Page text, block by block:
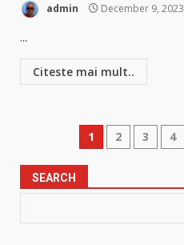
admin December 9, 2023
...
Citeste mai mult..
Posts
pagination
1 2 3 4
SEARCH